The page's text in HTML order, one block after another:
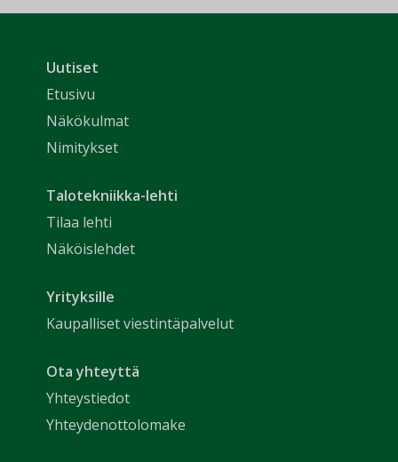
Uutiset
Etusivu
Näkökulmat
Nimitykset
Talotekniikka-lehti
Tilaa lehti
Näköislehdet
Yrityksille
Kaupalliset viestintäpalvelut
Ota yhteyttä
Yhteystiedot
Yhteydenottolomake